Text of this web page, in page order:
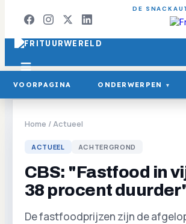
DE
VOORPAGINA ONDERWERPEN ▾
Home /Actueel
ACTUEEL ACHTERGROND
CBS: "Fastfood in
38 procent
De fastfoodprijzen zijn de